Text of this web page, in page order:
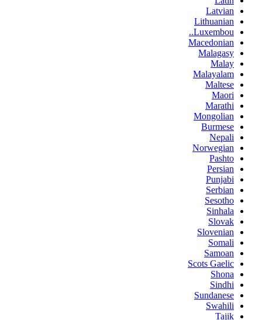
Latvian
Lithuanian
Luxembou..
Macedonian
Malagasy
Malay
Malayalam
Maltese
Maori
Marathi
Mongolian
Burmese
Nepali
Norwegian
Pashto
Persian
Punjabi
Serbian
Sesotho
Sinhala
Slovak
Slovenian
Somali
Samoan
Scots Gaelic
Shona
Sindhi
Sundanese
Swahili
Tajik